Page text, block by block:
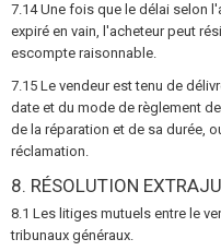
7.14 Une fois que le délai selon
expiré en vain, l'acheteur peut
escompte raisonnable.
7.15 Le vendeur est tenu de
date et du mode de règlement
de la réparation et de sa durée,
réclamation.
8. RÉSOLUTION
8.1 Les litiges mutuels entre le
tribunaux généraux.